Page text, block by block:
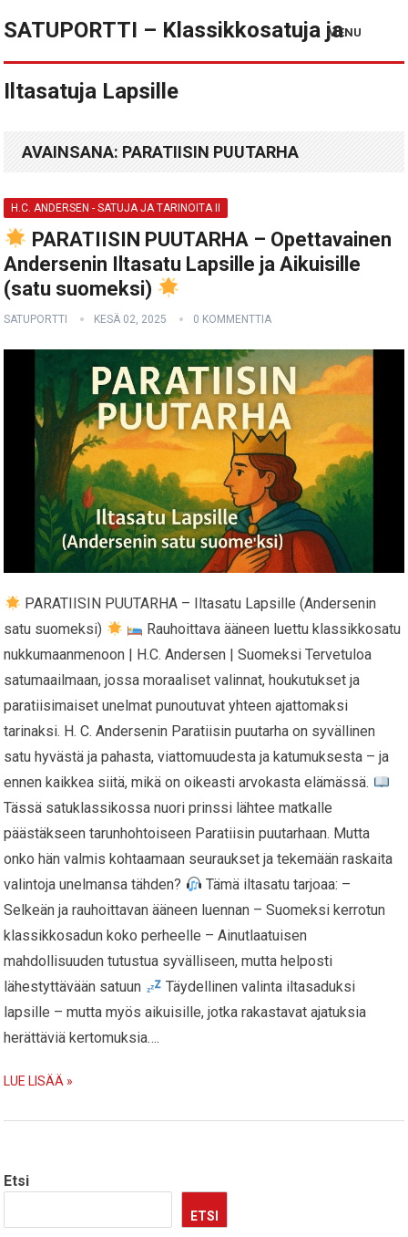
SATUPORTTI – Klassikkosatuja ja
Iltasatuja Lapsille
MENU
AVAINSANA: PARATIISIN PUUTARHA
H.C. ANDERSEN - SATUJA JA TARINOITA II
PARATIISIN PUUTARHA – Opettavainen
Andersenin Iltasatu Lapsille ja Aikuisille
(satu suomeksi)
SATUPORTTI KESÄ 02, 2025 0 KOMMENTTIA
PARATIISIN PUUTARHA – Iltasatu Lapsille (Andersenin
satu suomeksi)
Rauhoittava ääneen luettu klassikkosatu
nukkumaanmenoon | H.C. Andersen | Suomeksi Tervetuloa
satumaailmaan, jossa moraaliset valinnat, houkutukset ja
paratiisimaiset unelmat punoutuvat yhteen ajattomaksi
tarinaksi. H. C. Andersenin Paratiisin puutarha on syvällinen
satu hyvästä ja pahasta, viattomuudesta ja katumuksesta – ja
ennen kaikkea siitä, mikä on oikeasti arvokasta elämässä.
Tässä satuklassikossa nuori prinssi lähtee matkalle
päästäkseen tarunhohtoiseen Paratiisin puutarhaan. Mutta
onko hän valmis kohtaamaan seuraukset ja tekemään raskaita
valintoja unelmansa tähden?
Tämä iltasatu tarjoaa: –
Selkeän ja rauhoittavan ääneen luennan – Suomeksi kerrotun
klassikkosadun koko perheelle – Ainutlaatuisen
mahdollisuuden tutustua syvälliseen, mutta helposti
lähestyttävään satuun
Täydellinen valinta iltasaduksi
lapsille – mutta myös aikuisille, jotka rakastavat ajatuksia
herättäviä kertomuksia….
LUE LISÄÄ »
Etsi
ETSI